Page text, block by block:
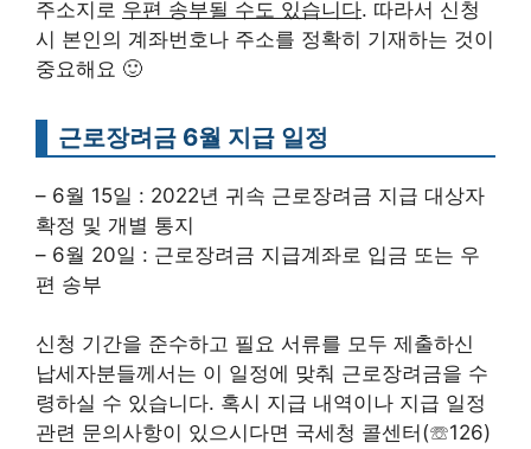
주소지로 우편 송부될 수도 있습니다. 따라서 신청
시 본인의 계좌번호나 주소를 정확히 기재하는 것이
중요해요 🙂
근로장려금 6월 지급 일정
– 6월 15일 : 2022년 귀속 근로장려금 지급 대상자
확정 및 개별 통지
– 6월 20일 : 근로장려금 지급계좌로 입금 또는 우
편 송부
신청 기간을 준수하고 필요 서류를 모두 제출하신
납세자분들께서는 이 일정에 맞춰 근로장려금을 수
령하실 수 있습니다. 혹시 지급 내역이나 지급 일정
관련 문의사항이 있으시다면 국세청 콜센터(☏126)